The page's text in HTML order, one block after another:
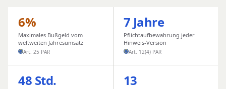
6%
Maximales Bußgeld vom
weltweiten Jahresumsatz
Art. 25 PAR
7 Jahre
Pflichtaufbewahrung jeder
Hinweis-Version
Art. 12(4) PAR
48 Std. 13